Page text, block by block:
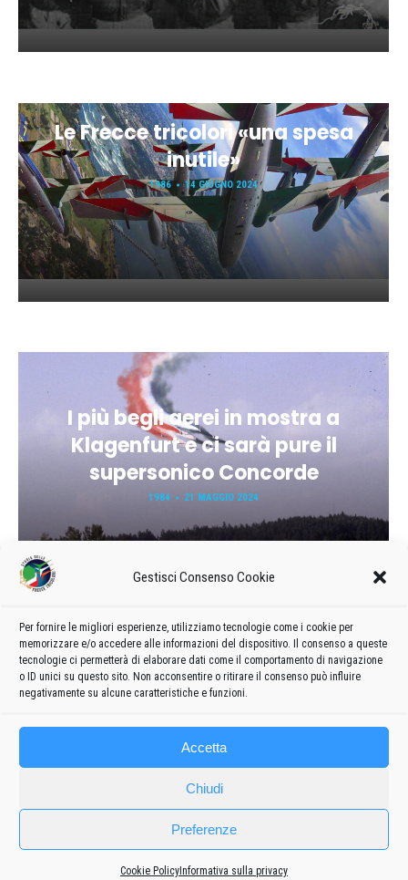
Gestisci Consenso Cookie
Per fornire le migliori esperienze, utilizziamo tecnologie come i cookie per
memorizzare e/o accedere alle informazioni del dispositivo. Il consenso a queste
tecnologie ci permetterà di elaborare dati come il comportamento di navigazione
o ID unici su questo sito. Non acconsentire o ritirare il consenso può influire
negativamente su alcune caratteristiche e funzioni.
Accetta
Chiudi
Preferenze
Cookie Policy Informativa sulla privacy
Le Frecce tricolori «una spesa
inutile»
1986 14 GIUGNO 2024
I più begli aerei in mostra a
Klagenfurt e ci sarà pure il
supersonico Concorde
1984 21 MAGGIO 2024
Carica ancora
Frecce